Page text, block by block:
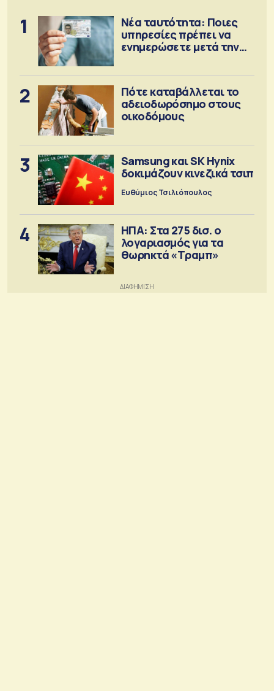
1
Νέα ταυτότητα: Ποιες
υπηρεσίες πρέπει να
ενημερώσετε μετά την
2
Πότε καταβάλλεται το
αδειοδωρόσημο στους
οικοδόμους
3
Samsung και SK Hynix
δοκιμάζουν κινεζικά τσιπ
Ευθύμιος Τσιλιόπουλος
4
ΗΠΑ: Στα 275 δισ. ο
λογαριασμός για τα
θωρηκτά «Τραμπ»